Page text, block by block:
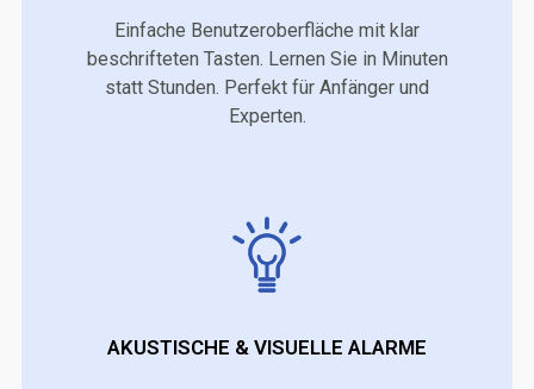
Einfache Benutzeroberfläche mit klar
beschrifteten Tasten. Lernen Sie in Minuten
statt Stunden. Perfekt für Anfänger und
Experten.
AKUSTISCHE & VISUELLE ALARME